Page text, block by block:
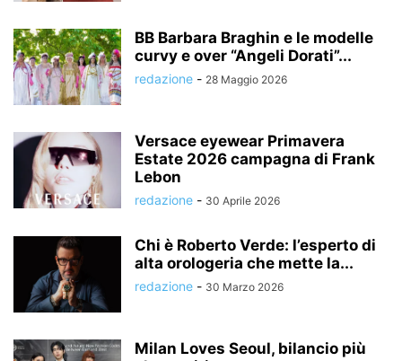
BB Barbara Braghin e le modelle
curvy e over “Angeli Dorati”...
redazione - 28 Maggio 2026
Versace eyewear Primavera
Estate 2026 campagna di Frank
Lebon
redazione - 30 Aprile 2026
Chi è Roberto Verde: l’esperto di
alta orologeria che mette la...
redazione - 30 Marzo 2026
Milan Loves Seoul, bilancio più